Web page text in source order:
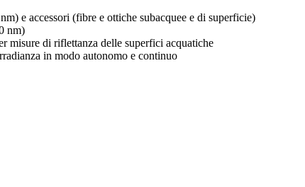
e accessori (fibre e ottiche subacquee e di superficie)
nm)
misure di riflettanza delle superfici acquatiche
in modo autonomo e continuo